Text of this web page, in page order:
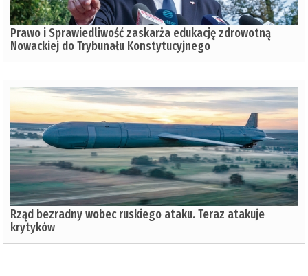
Prawo i Sprawiedliwość zaskarża edukację zdrowotną
Nowackiej do Trybunału Konstytucyjnego
Rząd bezradny wobec ruskiego ataku. Teraz atakuje
krytyków